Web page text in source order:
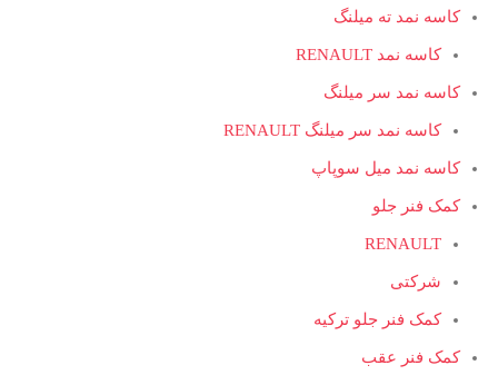
کاسه نمد ته میلنگ
کاسه نمد RENAULT
کاسه نمد سر میلنگ
کاسه نمد سر میلنگ RENAULT
کاسه نمد میل سوپاپ
کمک فنر جلو
RENAULT
شرکتی
کمک فنر جلو ترکیه
کمک فنر عقب